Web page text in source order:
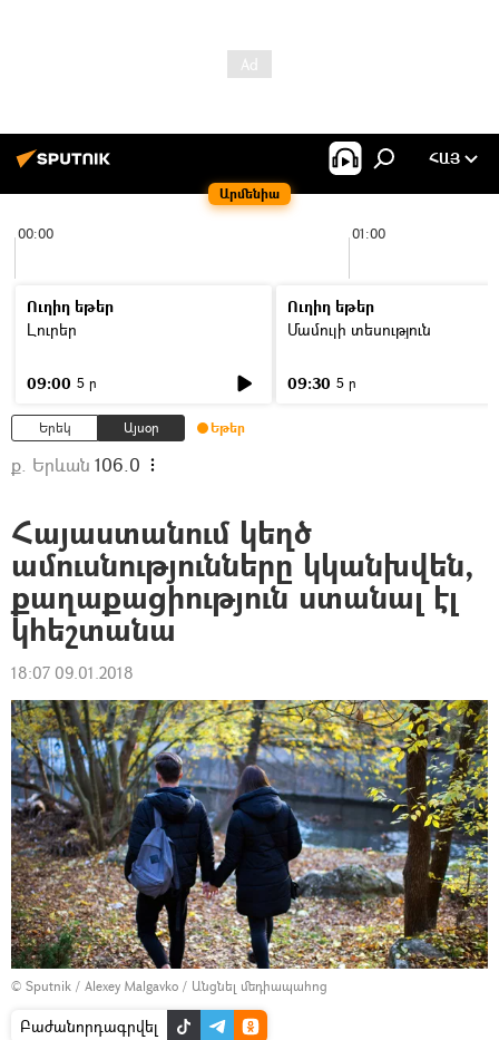
Արմենիա
ՀԱՅ
00:00 01:00
Ուղիղ եթեր
Լուրեր
09:00 5 ր
Ուղիղ եթեր
Մամուլի տեսություն
09:30 5 ր
Երեկ Այսօր Եթեր
ք. Երևան 106.0
Հայաստանում կեղծ
ամուսնությունները կկանխվեն,
քաղաքացիություն ստանալ էլ
կհեշտանա
18:07 09.01.2018
© Sputnik / Alexey Malgavko / Անցնել մեդիապահոց
Բաժանորդագրվել